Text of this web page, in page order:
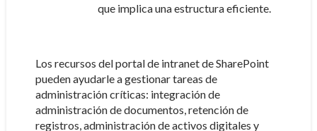
que implica una estructura eficiente.
Los recursos del portal de intranet de SharePoint
pueden ayudarle a gestionar tareas de
administración críticas: integración de
administración de documentos, retención de
registros, administración de activos digitales y